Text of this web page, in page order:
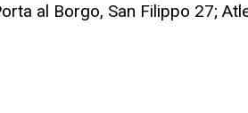
al Borgo, San Filippo 27;